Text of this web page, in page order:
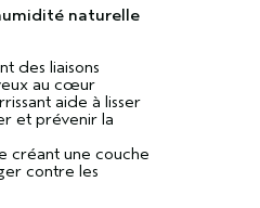
naturelle
des liaisons
au cœur
aide à lisser
et prévenir la
créant une couche
contre les